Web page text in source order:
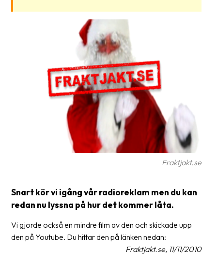
Help?
Packing
Shipping
documents
terms
Manuals
Fraktjakt.se
Snart kör vi igång vår radioreklam men du kan
redan nu lyssna på hur det kommer låta.
Vi gjorde också en mindre film av den och skickade upp
den på Youtube. Du hittar den på länken nedan:
Fraktjakt.se, 11/11/2010